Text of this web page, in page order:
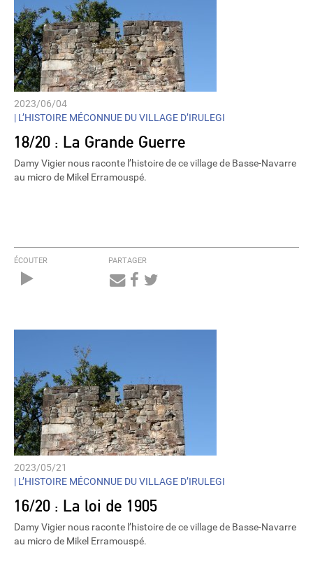
2023/06/04
| L’HISTOIRE MÉCONNUE DU VILLAGE D’IRULEGI
18/20 : La Grande Guerre
Damy Vigier nous raconte l’histoire de ce village de Basse-Navarre
au micro de Mikel Erramouspé.
ÉCOUTER PARTAGER
2023/05/21
| L’HISTOIRE MÉCONNUE DU VILLAGE D’IRULEGI
16/20 : La loi de 1905
Damy Vigier nous raconte l’histoire de ce village de Basse-Navarre
au micro de Mikel Erramouspé.